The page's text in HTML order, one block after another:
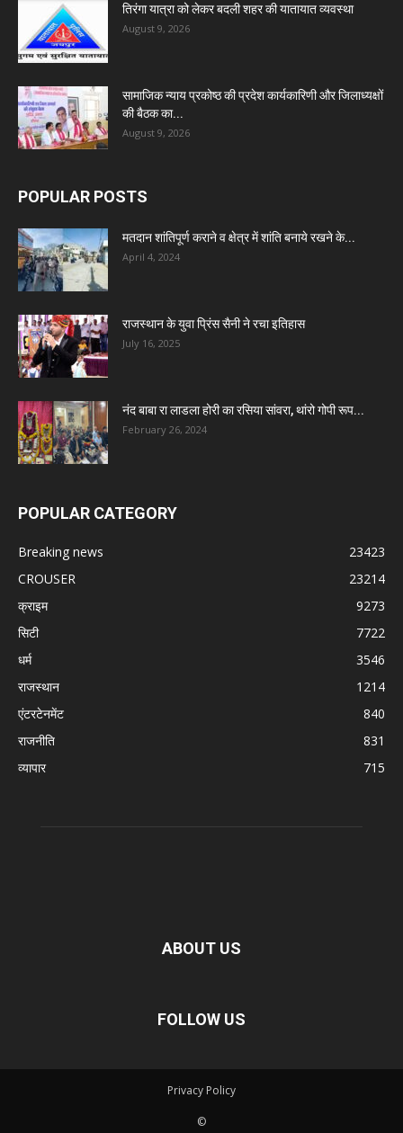
तिरंगा यात्रा को लेकर बदली शहर की यातायात व्यवस्था
August 9, 2026
सामाजिक न्याय प्रकोष्ठ की प्रदेश कार्यकारिणी और जिलाध्यक्षों
की बैठक का...
August 9, 2026
POPULAR POSTS
मतदान शांतिपूर्ण कराने व क्षेत्र में शांति बनाये रखने के...
April 4, 2024
राजस्थान के युवा प्रिंस सैनी ने रचा इतिहास
July 16, 2025
नंद बाबा रा लाडला होरी का रसिया सांवरा, थांरो गोपी रूप...
February 26, 2024
POPULAR CATEGORY
Breaking news
23423
CROUSER
23214
क्राइम
9273
सिटी
7722
धर्म
3546
राजस्थान
1214
एंटरटेनमेंट
840
राजनीति
831
व्यापार
715
ABOUT US
FOLLOW US
Privacy Policy
©